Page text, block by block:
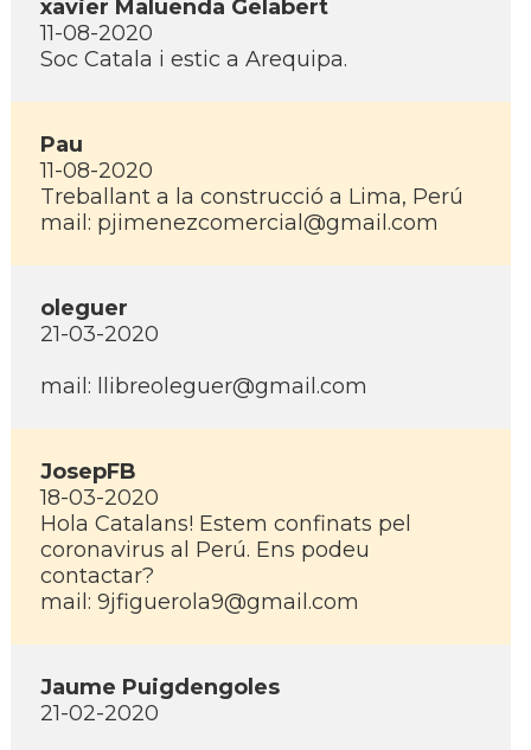
xavier Maluenda Gelabert
11-08-2020
Soc Catala i estic a Arequipa.
Pau
11-08-2020
Treballant a la construcció a Lima, Perú
mail: pjimenezcomercial@gmail.com
oleguer
21-03-2020
mail: llibreoleguer@gmail.com
JosepFB
18-03-2020
Hola Catalans! Estem confinats pel
coronavirus al Perú. Ens podeu
contactar?
mail: 9jfiguerola9@gmail.com
Jaume Puigdengoles
21-02-2020